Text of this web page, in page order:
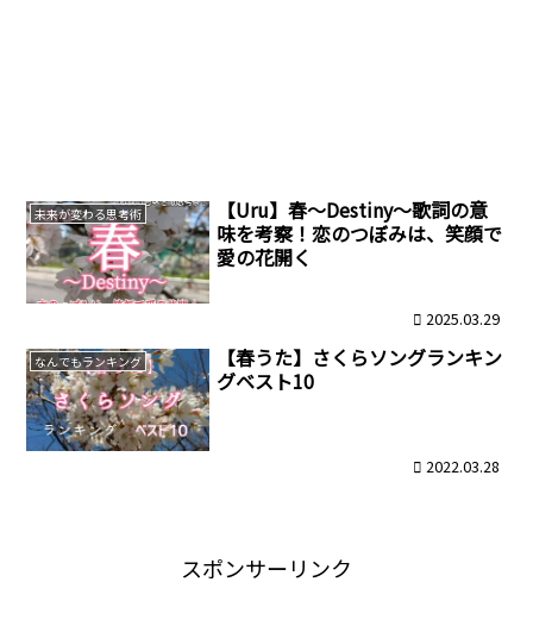
未来が変わる思考術
【Uru】春～Destiny～歌詞の意
味を考察！恋のつぼみは、笑顔で
愛の花開く
2025.03.29
なんでもランキング
【春うた】さくらソングランキン
グベスト10
2022.03.28
スポンサーリンク